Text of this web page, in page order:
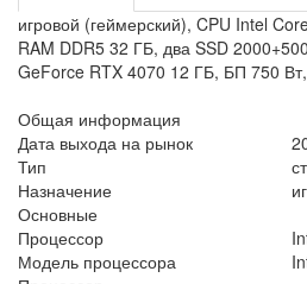
игровой (геймерский), CPU Intel
RAM DDR5 32 ГБ, два SSD
GeForce RTX 4070 12 ГБ, БП 750
Общая информация
Дата выхода на рынок
Тип
Назначение
Основные
Процессор
Модель процессора